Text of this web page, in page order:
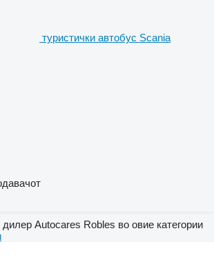
туристички автобус Scania
Autocares Robles во овие категории